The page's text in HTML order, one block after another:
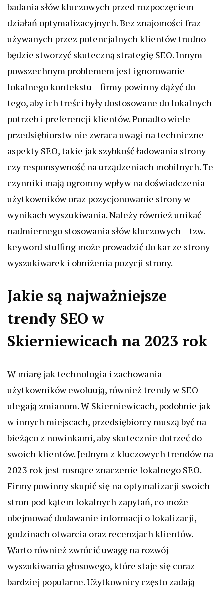
badania słów kluczowych przed rozpoczęciem
działań optymalizacyjnych. Bez znajomości fraz
używanych przez potencjalnych klientów trudno
będzie stworzyć skuteczną strategię SEO. Innym
powszechnym problemem jest ignorowanie
lokalnego kontekstu – firmy powinny dążyć do
tego, aby ich treści były dostosowane do lokalnych
potrzeb i preferencji klientów. Ponadto wiele
przedsiębiorstw nie zwraca uwagi na techniczne
aspekty SEO, takie jak szybkość ładowania strony
czy responsywność na urządzeniach mobilnych. Te
czynniki mają ogromny wpływ na doświadczenia
użytkowników oraz pozycjonowanie strony w
wynikach wyszukiwania. Należy również unikać
nadmiernego stosowania słów kluczowych – tzw.
keyword stuffing może prowadzić do kar ze strony
wyszukiwarek i obniżenia pozycji strony.
Jakie są najważniejsze
trendy SEO w
Skierniewicach na 2023 rok
W miarę jak technologia i zachowania
użytkowników ewoluują, również trendy w SEO
ulegają zmianom. W Skierniewicach, podobnie jak
w innych miejscach, przedsiębiorcy muszą być na
bieżąco z nowinkami, aby skutecznie dotrzeć do
swoich klientów. Jednym z kluczowych trendów na
2023 rok jest rosnące znaczenie lokalnego SEO.
Firmy powinny skupić się na optymalizacji swoich
stron pod kątem lokalnych zapytań, co może
obejmować dodawanie informacji o lokalizacji,
godzinach otwarcia oraz recenzjach klientów.
Warto również zwrócić uwagę na rozwój
wyszukiwania głosowego, które staje się coraz
bardziej popularne. Użytkownicy często zadają